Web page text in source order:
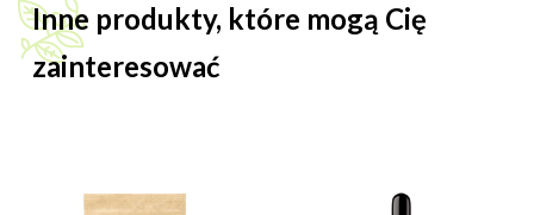
Inne produkty, które mogą Cię
zainteresować